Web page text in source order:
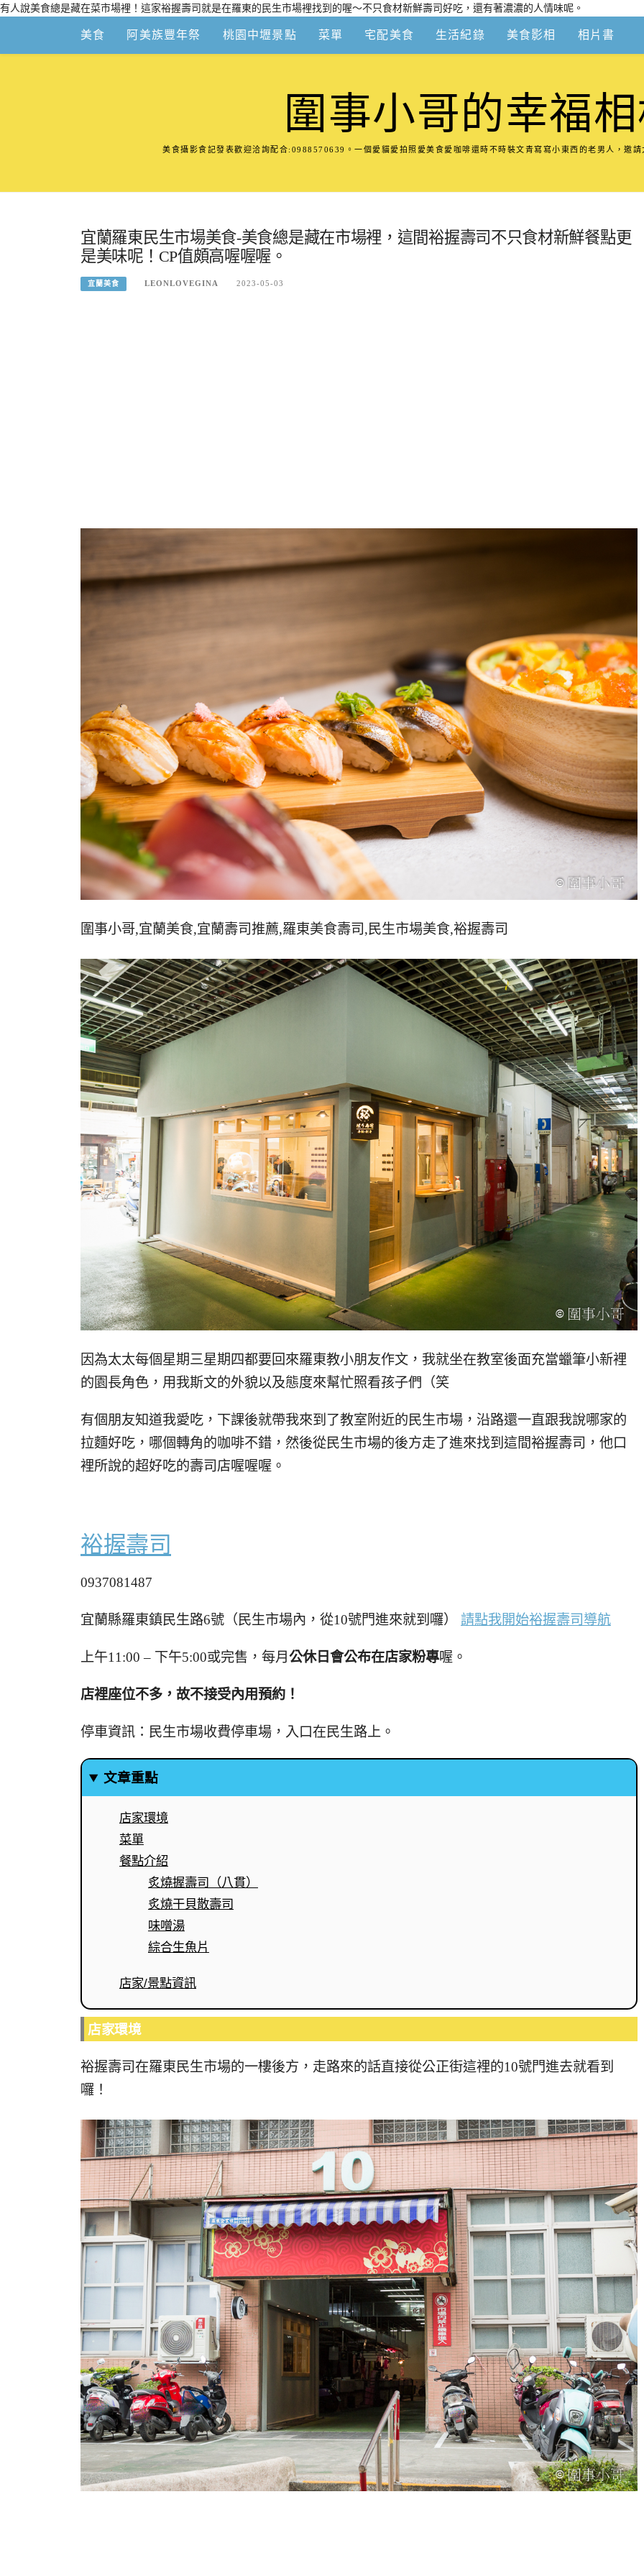
有人說美食總是藏在菜市場裡！這家裕握壽司就是在羅東的民生市場裡找到的喔～不只食材新鮮壽司好吃，還有著濃濃的人情味呢。
content
美食 阿美族豐年祭 桃園中壢景點 菜單 宅配美食 生活紀錄 美食影相 相片書
圍事小哥的幸福
美食攝影食記發表歡迎洽詢配合:0988570639。一個愛貓愛拍照愛美食愛咖啡還時不時裝文青寫寫小東西的老男人，邀
宜蘭羅東民生市場美食-美食總是藏在市場裡，這間裕握壽司不只食材新鮮餐點更
是美味呢！CP值頗高喔喔喔。
宜蘭美食 LEONLOVEGINA 2023-05-03
圍事小哥,宜蘭美食,宜蘭壽司推薦,羅東美食壽司,民生市場美食,裕握壽司
因為太太每個星期三星期四都要回來羅東教小朋友作文，我就坐在教室後面充當蠟筆小新裡
的園長角色，用我斯文的外貌以及態度來幫忙照看孩子們（笑
有個朋友知道我愛吃，下課後就帶我來到了教室附近的民生市場，沿路還一直跟我說哪家的
拉麵好吃，哪個轉角的咖啡不錯，然後從民生市場的後方走了進來找到這間裕握壽司，他口
裡所說的超好吃的壽司店喔喔喔。
裕握壽司
0937081487
宜蘭縣羅東鎮民生路6號（民生市場內，從10號門進來就到囉） 請點我開始裕握壽司導航
上午11:00 – 下午5:00或完售，每月公休日會公布在店家粉專喔。
店裡座位不多，故不接受內用預約！
停車資訊：民生市場收費停車場，入口在民生路上。
文章重點
店家環境
菜單
餐點介紹
炙燒握壽司（八貫）
炙燒干貝散壽司
味噌湯
綜合生魚片
店家/景點資訊
店家環境
裕握壽司在羅東民生市場的一樓後方，走路來的話直接從公正街這裡的10號門進去就看到
囉！